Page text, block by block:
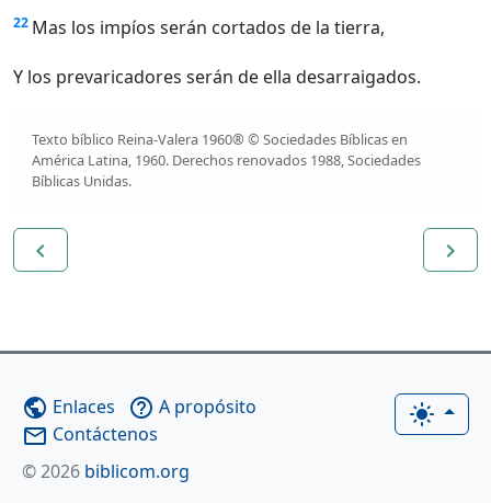
22 Mas los impíos serán cortados de la tierra,
Y los prevaricadores serán de ella desarraigados.
Texto bíblico Reina-Valera 1960® © Sociedades Bíblicas en
América Latina, 1960. Derechos renovados 1988, Sociedades
Bíblicas Unidas.
navigate_before navigate_next
light_mode
public Enlaces help_outline A propósito
mail_outline Contáctenos
© 2026 biblicom.org